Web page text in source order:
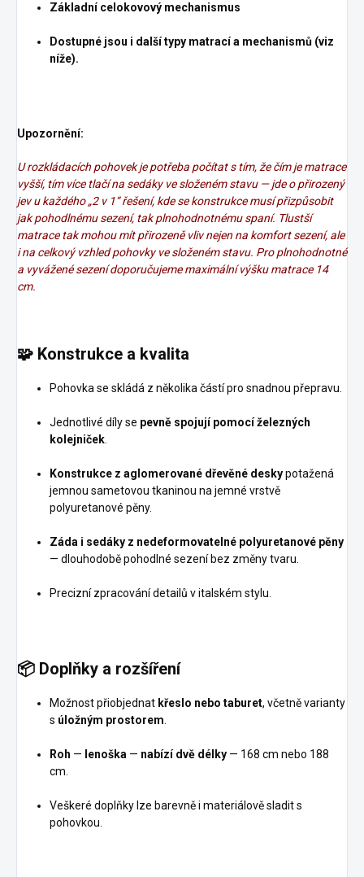
Základní celokovový mechanismus
Dostupné jsou i další typy matrací a mechanismů (viz
níže).
Upozornění:
U rozkládacích pohovek je potřeba počítat s tím, že čím je matrace
vyšší, tím více tlačí na sedáky ve složeném stavu — jde o přirozený
jev u každého „2 v 1“ řešení, kde se konstrukce musí přizpůsobit
jak pohodlnému sezení, tak plnohodnotnému spaní. Tlustší
matrace tak mohou mít přirozeně vliv nejen na komfort sezení, ale
i na celkový vzhled pohovky ve složeném stavu. Pro plnohodnotné
a vyvážené sezení doporučujeme maximální výšku matrace 14
cm.
🧩 Konstrukce a kvalita
Pohovka se skládá z několika částí pro snadnou přepravu.
Jednotlivé díly se pevně spojují pomocí železných
kolejniček.
Konstrukce z aglomerované dřevěné deskypotažená
jemnou sametovou tkaninou na jemné vrstvě
polyuretanové pěny.
Záda i sedáky z nedeformovatelné polyuretanové pěny
— dlouhodobě pohodlné sezení bez změny tvaru.
Precizní zpracování detailů v italském stylu.
📦 Doplňky a rozšíření
Možnost přiobjednat křeslo nebo taburet, včetně varianty
s úložným prostorem.
Roh — lenoška — nabízí dvě délky — 168 cm nebo 188
cm.
Veškeré doplňky lze barevně i materiálově sladit s
pohovkou.